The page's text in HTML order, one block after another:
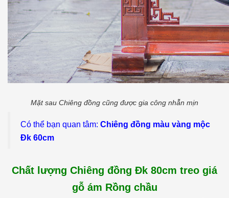
Mặt sau Chiêng đồng cũng được gia công nhẵn mịn
Có thể bạn quan tâm: Chiêng đồng màu vàng mộc
Đk 60cm
Chất lượng Chiêng đồng Đk 80cm treo giá
gỗ ám Rồng chầu